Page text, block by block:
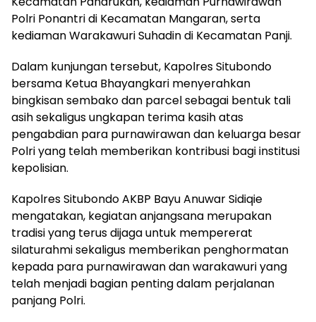
Polri Ponantri di Kecamatan Mangaran, serta
kediaman Warakawuri Suhadin di Kecamatan Panji.
Dalam kunjungan tersebut, Kapolres Situbondo
bersama Ketua Bhayangkari menyerahkan
bingkisan sembako dan parcel sebagai bentuk tali
asih sekaligus ungkapan terima kasih atas
pengabdian para purnawirawan dan keluarga besar
Polri yang telah memberikan kontribusi bagi institusi
kepolisian.
Kapolres Situbondo AKBP Bayu Anuwar Sidiqie
mengatakan, kegiatan anjangsana merupakan
tradisi yang terus dijaga untuk mempererat
silaturahmi sekaligus memberikan penghormatan
kepada para purnawirawan dan warakawuri yang
telah menjadi bagian penting dalam perjalanan
panjang Polri.